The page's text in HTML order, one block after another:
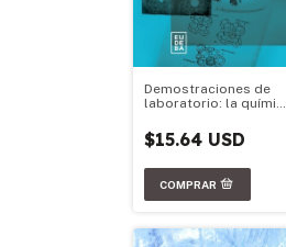
Demostraciones de
laboratorio: la química
$15.64 USD